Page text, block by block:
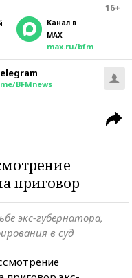
16+
Канал в
MAX
max.ru/bfm
BFMnews
приговор
экс-губернатора,
в суд